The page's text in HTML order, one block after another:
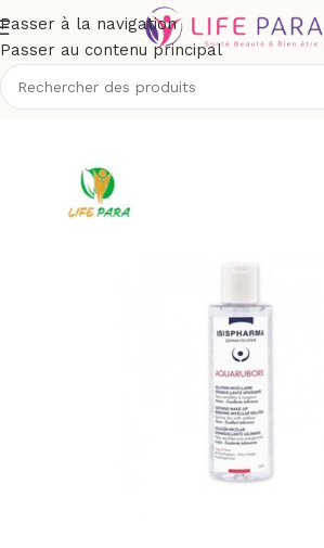
Passer à la navigation
Passer au contenu principal
/Démaquillants, nettoyants visage/